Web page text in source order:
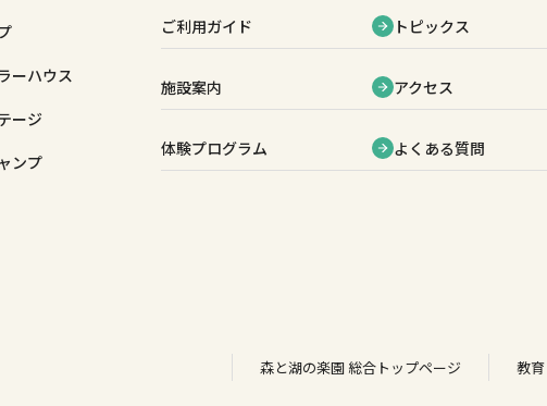
ーハウス
ージ
ンプ
ご利用ガイド
施設案内
体験プログラム
トピックス
アクセス
よくある質問
森と湖の楽園 総合トップページ 教